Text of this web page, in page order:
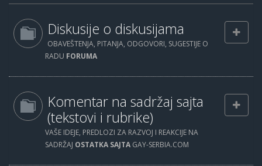
Diskusije o diskusijama
OBAVEŠTENJA, PITANJA, ODGOVORI, SUGESTIJE O
RADU FORUMA
Komentar na sadržaj sajta
(tekstovi i rubrike)
VAŠE IDEJE, PREDLOZI ZA RAZVOJ I REAKCIJE NA
SADRŽAJ OSTATKA SAJTA GAY-SERBIA.COM